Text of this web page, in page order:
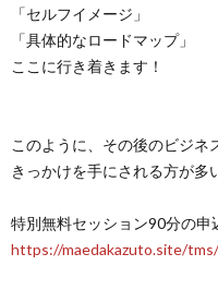
「セルフイメージ」
「具体的なロードマップ」
ここに行き着きます！
このように、その後のビジネ
きっかけを手にされる方が多
特別無料セッション90分の申
https://maedakazuto.site/